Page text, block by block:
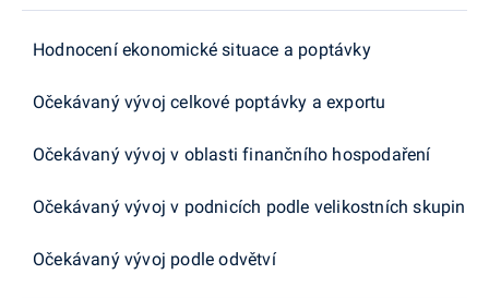
Hodnocení ekonomické situace a poptávky
Očekávaný vývoj celkové poptávky a exportu
Očekávaný vývoj v oblasti finančního hospodaření
Očekávaný vývoj v podnicích podle velikostních skupin
Očekávaný vývoj podle odvětví